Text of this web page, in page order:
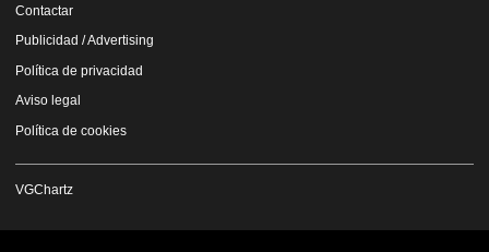
Contactar
Publicidad / Advertising
Política de privacidad
Aviso legal
Política de cookies
VGChartz